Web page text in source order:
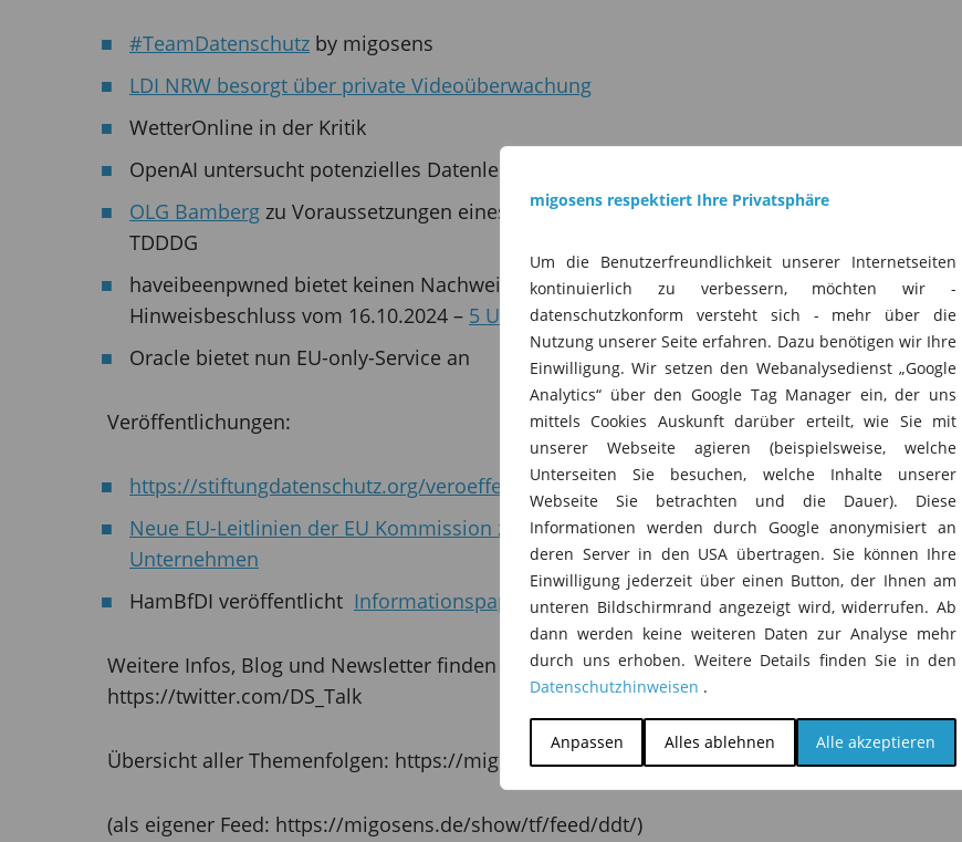
migosens respektiert Ihre Privatsphäre
Um die Benutzerfreundlichkeit unserer Internetseiten
kontinuierlich zu verbessern, möchten wir -
datenschutzkonform versteht sich - mehr über die
Nutzung unserer Seite erfahren. Dazu benötigen wir Ihre
Einwilligung. Wir setzen den Webanalysedienst „Google
Analytics“ über den Google Tag Manager ein, der uns
mittels Cookies Auskunft darüber erteilt, wie Sie mit
unserer Webseite agieren (beispielsweise, welche
Unterseiten Sie besuchen, welche Inhalte unserer
Webseite Sie betrachten und die Dauer). Diese
Informationen werden durch Google anonymisiert an
deren Server in den USA übertragen. Sie können Ihre
Einwilligung jederzeit über einen Button, der Ihnen am
unteren Bildschirmrand angezeigt wird, widerrufen. Ab
dann werden keine weiteren Daten zur Analyse mehr
durch uns erhoben. Weitere Details finden Sie in den
Datenschutzhinweisen .
Anpassen Alles ablehnen Alle akzeptieren
#TeamDatenschutz by migosens
LDI NRW besorgt über private Videoüberwachung
WetterOnline in der Kritik
OpenAI untersucht potenzielles Datenleck
OLG Bamberg zu Voraussetzungen eines Auskunftsanspruchs nach § 21 Abs. 2 Satz 2
TDDDG
haveibeenpwned bietet keinen Nachweis für Datenschutzverstoß
Hinweisbeschluss vom 16.10.2024 – 5 U 56/24
Oracle bietet nun EU-only-Service an
Veröffentlichungen:
https://stiftungdatenschutz.org/veroeffentlichungen/btw25
Neue EU-Leitlinien der EU Kommission zu verbotene KI-Praktiken und deren Umsetzung in
Unternehmen
HamBfDI veröffentlicht Informationspapier zur Fotografie in der Kita
Weitere Infos, Blog und Newsletter finden Sie unter: https://migosens.de/newsroom/ Twitter:
https://twitter.com/DS_Talk
Übersicht aller Themenfolgen: https://migosens.de/datenschutz-podcast-themenfolgen/
(als eigener Feed: https://migosens.de/show/tf/feed/ddt/)